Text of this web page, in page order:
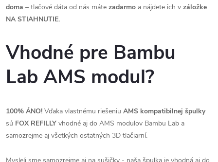
doma – tlačové dáta od nás máte zadarmo a nájdete ich v záložke
NA STIAHNUTIE.
Vhodné pre Bambu
Lab AMS modul?
100% ÁNO! Vďaka vlastnému riešeniu AMS kompatibilnej špulky
sú FOX REFILLY vhodné aj do AMS modulov Bambu Lab a
samozrejme aj všetkých ostatných 3D tlačiarní.